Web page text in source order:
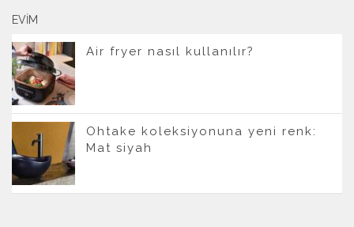
EVIM
Air fryer nasıl kullanılır?
Ohtake koleksiyonuna yeni renk:
Mat siyah